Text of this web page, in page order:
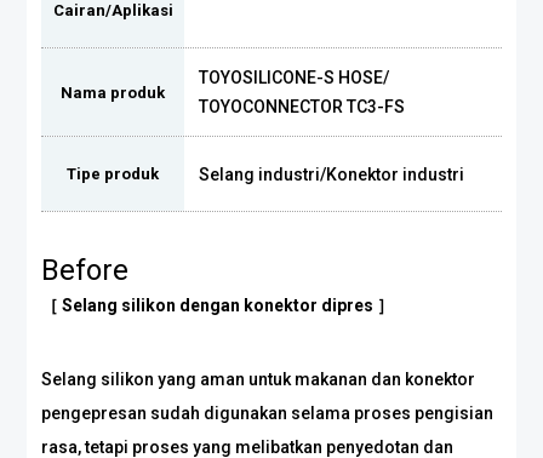
Cairan/Aplikasi
Nama produk
TOYOSILICONE-S HOSE/
TOYOCONNECTOR TC3-FS
Tipe produk Selang industri/Konektor industri
Before
［ Selang silikon dengan konektor dipres ］
Selang silikon yang aman untuk makanan dan konektor
pengepresan sudah digunakan selama proses pengisian
rasa, tetapi proses yang melibatkan penyedotan dan